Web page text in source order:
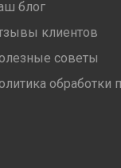
блог
клиентов
советы
обработки